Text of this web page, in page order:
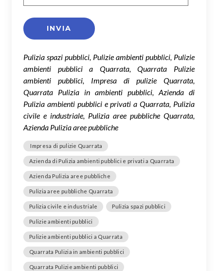
Pulizia spazi pubblici, Pulizie ambienti pubblici, Pulizie
ambienti pubblici a Quarrata, Quarrata Pulizie
ambienti pubblici, Impresa di pulizie Quarrata,
Quarrata Pulizia in ambienti pubblici, Azienda di
Pulizia ambienti pubblici e privati a Quarrata, Pulizia
civile e industriale, Pulizia aree pubbliche Quarrata,
Azienda Pulizia aree pubbliche
Impresa di pulizie Quarrata
Azienda di Pulizia ambienti pubblici e privati a Quarrata
Azienda Pulizia aree pubbliche
Pulizia aree pubbliche Quarrata
Pulizia civile e industriale Pulizia spazi pubblici
Pulizie ambienti pubblici
Pulizie ambienti pubblici a Quarrata
Quarrata Pulizia in ambienti pubblici
Quarrata Pulizie ambienti pubblici